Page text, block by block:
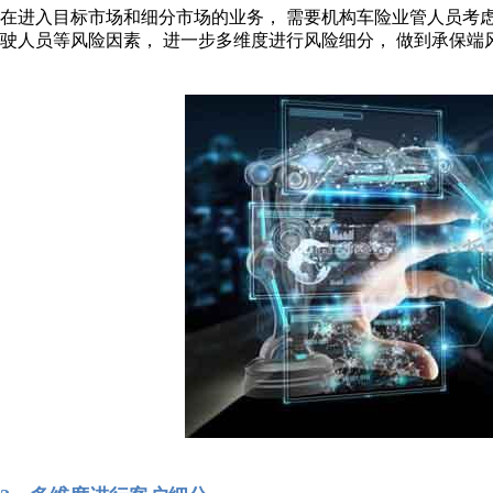
在进入目标市场和细分市场的业务， 需要机构车险业管人员
驶人员等风险因素， 进一步多维度进行风险细分， 做到承保端